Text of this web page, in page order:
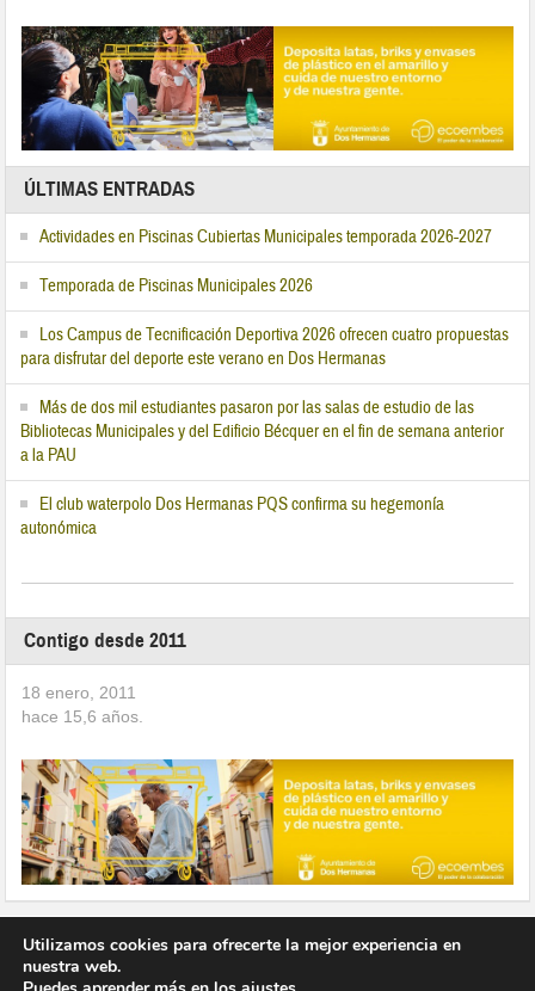
ÚLTIMAS ENTRADAS
Actividades en Piscinas Cubiertas Municipales temporada 2026-2027
Temporada de Piscinas Municipales 2026
Los Campus de Tecnificación Deportiva 2026 ofrecen cuatro propuestas
para disfrutar del deporte este verano en Dos Hermanas
Más de dos mil estudiantes pasaron por las salas de estudio de las
Bibliotecas Municipales y del Edificio Bécquer en el fin de semana anterior
a la PAU
El club waterpolo Dos Hermanas PQS confirma su hegemonía
autonómica
Contigo desde 2011
18 enero, 2011
hace 15,6 años.
Utilizamos cookies para ofrecerte la mejor experiencia en
nuestra web.